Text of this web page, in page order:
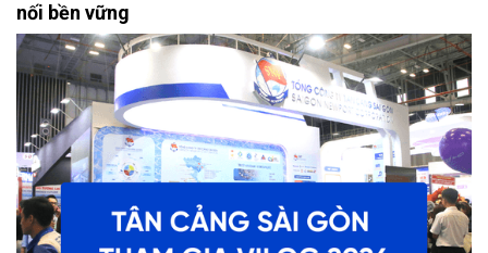
nối bền vững